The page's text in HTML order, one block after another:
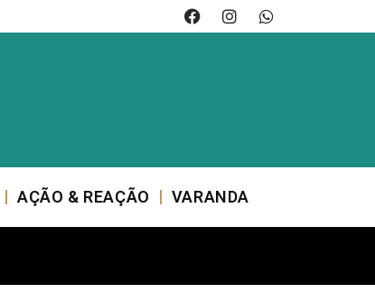
AÇÃO & REAÇÃO VARANDA